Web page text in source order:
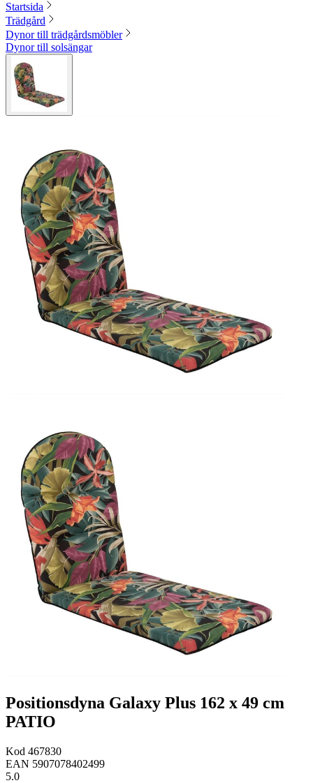
Startsida
Trädgård
Dynor till trädgårdsmöbler
Dynor till solsängar
Positionsdyna Galaxy Plus 162 x 49 cm
PATIO
Kod 467830
EAN 5907078402499
5.0